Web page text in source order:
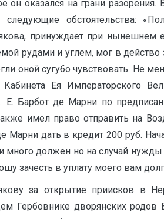
он оказался на грани
следующие обстоятельства:
принуждает при
рудами и углем, мог в
оной сугубо чувствовать. Не
Ея Императорского
Е. Барбот де Марни по
имел право отправить на
Марни дать в кредит 200 руб.
и много должен но на случай
зачесть в уплату моего вам
за открытие приисков в
Гербовнике дворянских